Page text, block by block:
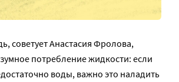
советует Анастасия Фролова,
потребление жидкости: если
воды, важно это наладить